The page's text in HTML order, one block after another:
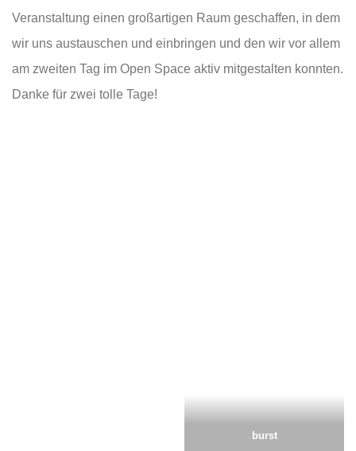
Veranstaltung einen großartigen Raum geschaffen, in dem
wir uns austauschen und einbringen und den wir vor allem
am zweiten Tag im Open Space aktiv mitgestalten konnten.
Danke für zwei tolle Tage!
burst